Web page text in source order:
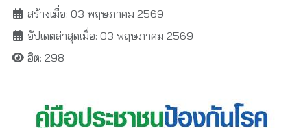
สร้างเมื่อ: 03 พฤษภาคม 2569
อัปเดตล่าสุดเมื่อ: 03 พฤษภาคม 2569
ฮิต: 298